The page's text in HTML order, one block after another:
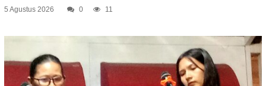
5 Agustus 2026 0 11